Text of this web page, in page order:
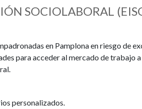
SOCIOLABORAL
en Pamplona en riesgo de
para acceder al mercado de trabajo
personalizados.